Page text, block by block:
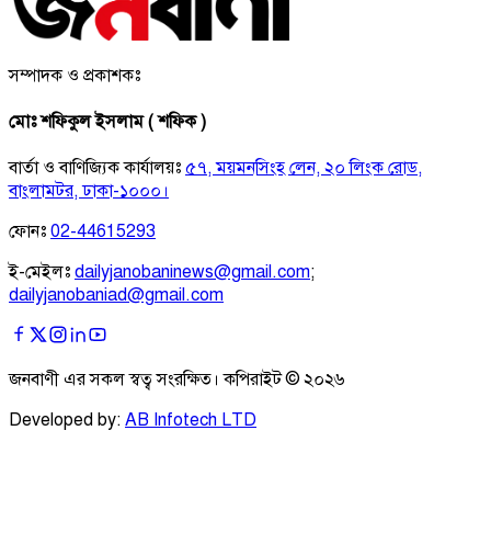
সম্পাদক ও প্রকাশকঃ
মোঃ শফিকুল ইসলাম ( শফিক )
বার্তা ও বাণিজ্যিক কার্যালয়ঃ ৫৭, ময়মনসিংহ লেন, ২০ লিংক রোড,
বাংলামটর, ঢাকা-১০০০।
ফোনঃ 02-44615293
ই-মেইলঃ dailyjanobaninews@gmail.com;
dailyjanobaniad@gmail.com
জনবাণী এর সকল স্বত্ব সংরক্ষিত। কপিরাইট © ২০২৬
Developed by: AB Infotech LTD